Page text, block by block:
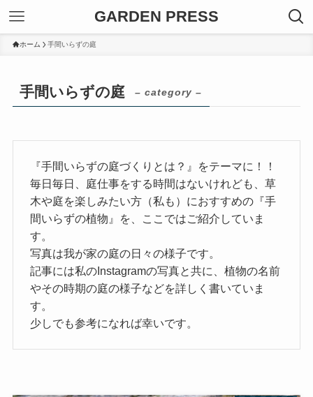
GARDEN PRESS
ホーム 手間いらずの庭
手間いらずの庭 – category –
『手間いらずの庭づくりとは？』をテーマに！！
毎日毎日、庭仕事をする時間はないけれども、草
木や庭を楽しみたい方（私も）におすすめの『手
間いらずの植物』を、ここではご紹介していま
す。
写真は我が家の庭の日々の様子です。
記事には私のInstagramの写真と共に、植物の名前
やその時期の庭の様子などを詳しく書いていま
す。
少しでも参考になれば幸いです。